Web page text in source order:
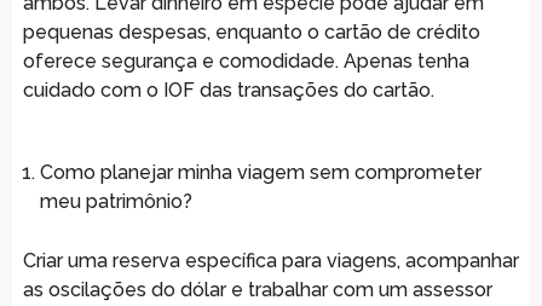
pequenas despesas, enquanto o cartão de crédito
oferece segurança e comodidade. Apenas tenha
cuidado com o IOF das transações do cartão.
Como planejar minha viagem sem comprometer
meu patrimônio?
Criar uma reserva específica para viagens, acompanhar
as oscilações do dólar e trabalhar com um assessor